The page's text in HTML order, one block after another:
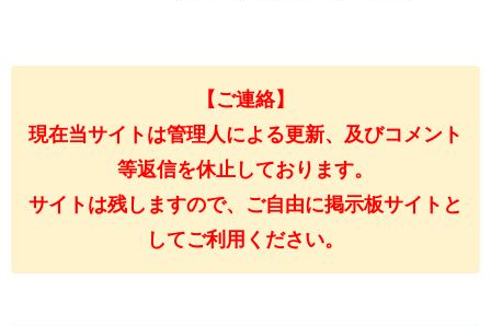
【ご連絡】
現在当サイトは管理人による更新、及びコメント
等返信を休止しております。
サイトは残しますので、ご自由に掲示板サイトと
してご利用ください。